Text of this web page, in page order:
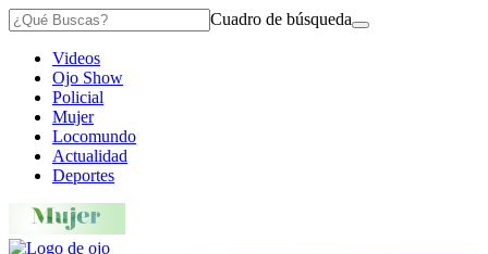
Cuadro de búsqueda
Videos
Ojo Show
Policial
Mujer
Locomundo
Actualidad
Deportes